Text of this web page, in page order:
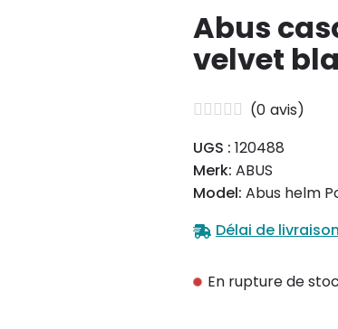
Abus
velvet
(0 avis)
UGS : 120488
Merk: ABUS
Model: Abus helm
Délai de
En rupture de